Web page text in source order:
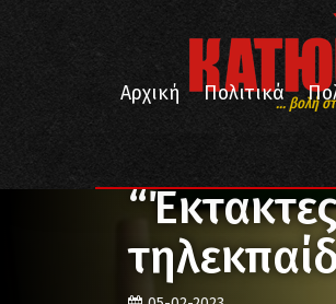
... βολή
Αρχική
Πολιτικά
Κοινωνία